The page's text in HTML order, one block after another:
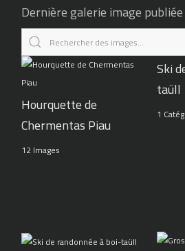
Dernière galerie image publiée
Hourquette de
Chermentas Piau
12 Images
Ski
taüll
1